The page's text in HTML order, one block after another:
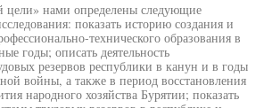
цели» нами определены следующие
показать историю создания и
технического образования в
годы; описать деятельность
резервов республики в канун и в годы
войны, а также в период восстановления
народного хозяйства Бурятии; показать